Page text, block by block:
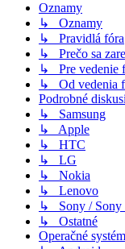
Oznamy
↳ Oznamy
↳ Pravidlá fóra
↳ Prečo sa
↳ Pre vedenie
↳ Od vedenia
Podrobné
↳ Samsung
↳ Apple
↳ HTC
↳ LG
↳ Nokia
↳ Lenovo
↳ Sony / Sony
↳ Ostatné
Operačné